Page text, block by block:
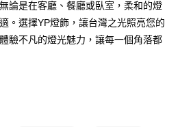
之後才付款」的支付方式。 讓您購物簡單
卡、不需儲值。
】
享後付」後，將跳轉至「AFTEE先享後付」
以上)免運費
論是在客廳、餐廳或臥室，柔和的燈
。選擇YP燈飾，讓台灣之光照亮您的
驗不凡的燈光魅力，讓每一個角落都